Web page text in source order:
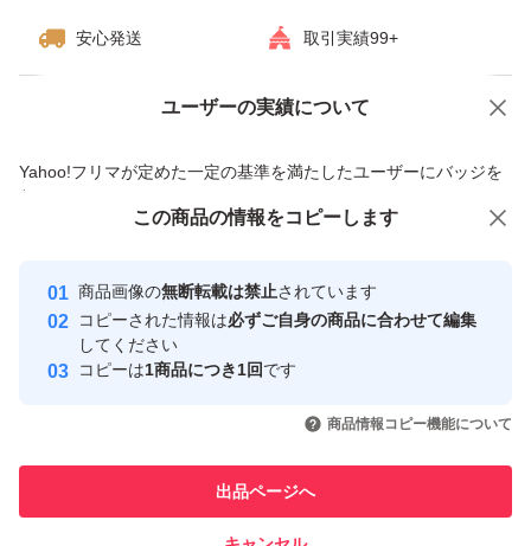
安心発送 取引実績99+
ユーザーの実績について
Yahoo!フリマが定めた一定の基準を満たしたユーザーにバッジを
付与しています
安心取引出品者
心・安全なユーザーです
取引実績
引を完了させた実績があります
での取引実績があります
価格の相談 商品への質問
この商品の情報をコピーします
商品画像の無断転載は禁止されています
コピーされた情報は必ずご自身の商品に合わせて編集
してください
コピーは1商品につき1回です
商品情報コピー機能について
出品ページへ
この商品をみている人にオススメ